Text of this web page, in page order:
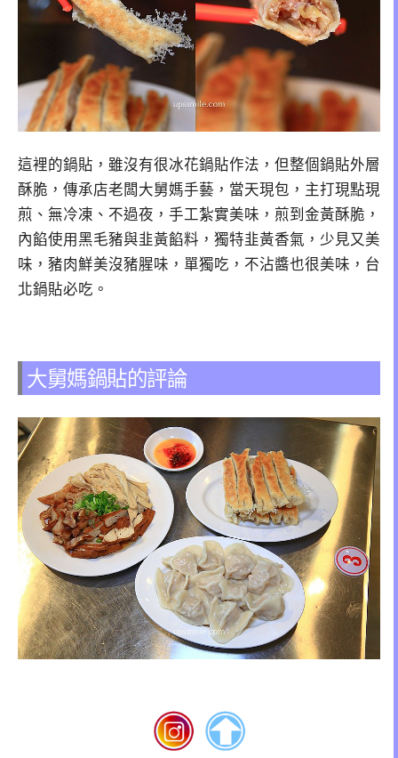
這裡的鍋貼，雖沒有很冰花鍋貼作法，但整個鍋貼外層
酥脆，傳承店老闆大舅媽手藝，當天現包，主打現點現
煎、無冷凍、不過夜，手工紮實美味，煎到金黃酥脆，
內餡使用黑毛豬與韭黃餡料，獨特韭黃香氣，少見又美
味，豬肉鮮美沒豬腥味，單獨吃，不沾醬也很美味，台
北鍋貼必吃。
大舅媽鍋貼的評論